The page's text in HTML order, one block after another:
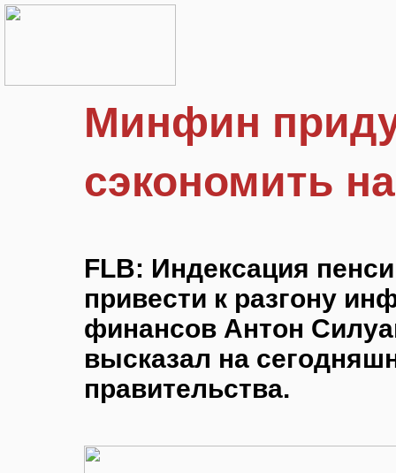
Минфин
сэкономить
FLB: Индексация
привести к разгону
финансов Антон
высказал на
правительства.